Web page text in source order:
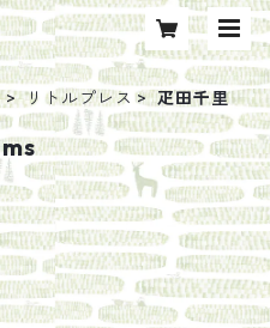
リトルプレス 疋田千里